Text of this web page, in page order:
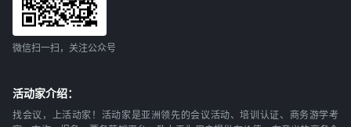
微信扫一扫，关注公众号
活动家介绍：
找会议，上活动家！活动家是亚洲领先的会议活动、培训认证、商务游学考